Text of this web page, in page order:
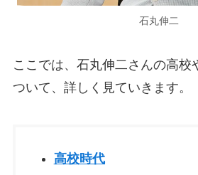
石丸伸二
ここでは、石丸伸二さんの高校
ついて、詳しく見ていきます。
高校時代